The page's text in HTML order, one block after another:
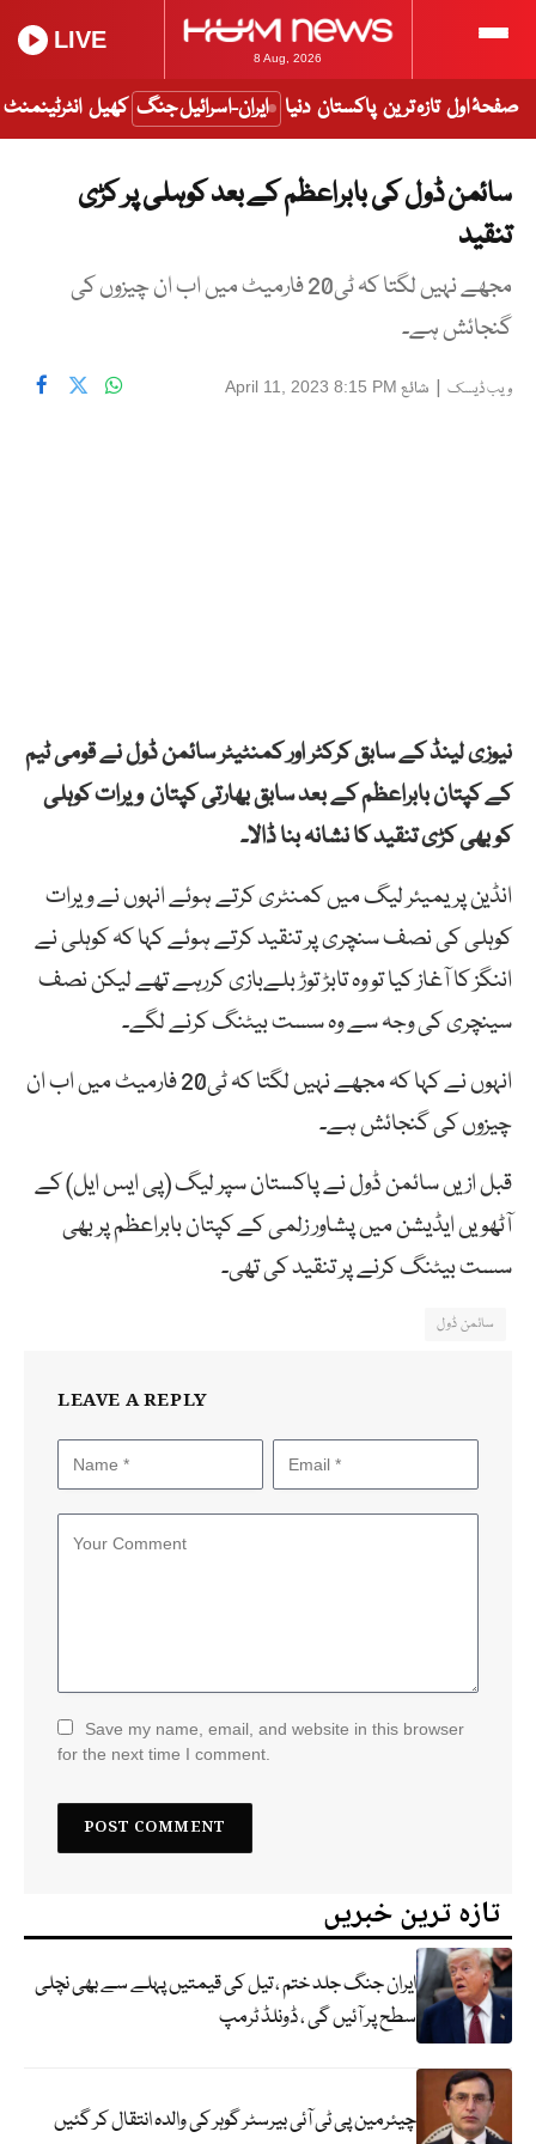
8 Aug, 2026
LIVE
صفحۂ اول تازہ ترین پاکستان دنیا ایران-اسرائیل جنگ کھیل انٹرٹینمنٹ
سائمن ڈول کی بابراعظم کے بعد کوہلی پر کڑی
تنقید
مجھے نہیں لگتا کہ ٹی20 فارمیٹ میں اب ان چیزوں کی
گنجائش ہے۔
ویب ڈیسک | شائع April 11, 2023 8:15 PM
نیوزی لینڈ کے سابق کرکٹر اور کمنٹیٹر سائمن ڈول نے قومی ٹیم
کے کپتان بابراعظم کے بعد سابق بھارتی کپتان ویرات کوہلی
کو بھی کڑی تنقید کا نشانہ بنا ڈالا۔
انڈین پریمیئر لیگ میں کمنٹری کرتے ہوئے انہوں نے ویرات
کوہلی کی نصف سنچری پر تنقید کرتے ہوئے کہا کہ کوہلی نے
اننگز کا آغاز کیا تو وہ تابڑ توڑ بلےبازی کررہے تھے لیکن نصف
سینچری کی وجہ سے وہ سست بیٹنگ کرنے لگے۔
انہوں نے کہا کہ مجھے نہیں لگتا کہ ٹی20 فارمیٹ میں اب ان
چیزوں کی گنجائش ہے۔
قبل ازیں سائمن ڈول نے پاکستان سپر لیگ (پی ایس ایل) کے
آٹھویں ایڈیشن میں پشاور زلمی کے کپتان بابراعظم پر بھی
سست بیٹنگ کرنے پر تنقید کی تھی۔
سائمن ڈول
LEAVE A REPLY
Save my name, email, and website in this browser
for the next time I comment.
تازہ ترین خبریں
ایران جنگ جلد ختم ، تیل کی قیمتیں پہلے سے بھی نچلی
سطح پر آئیں گی ، ڈونلڈ ٹرمپ
چیئرمین پی ٹی آئی بیرسٹر گوہر کی والدہ انتقال کر گئیں